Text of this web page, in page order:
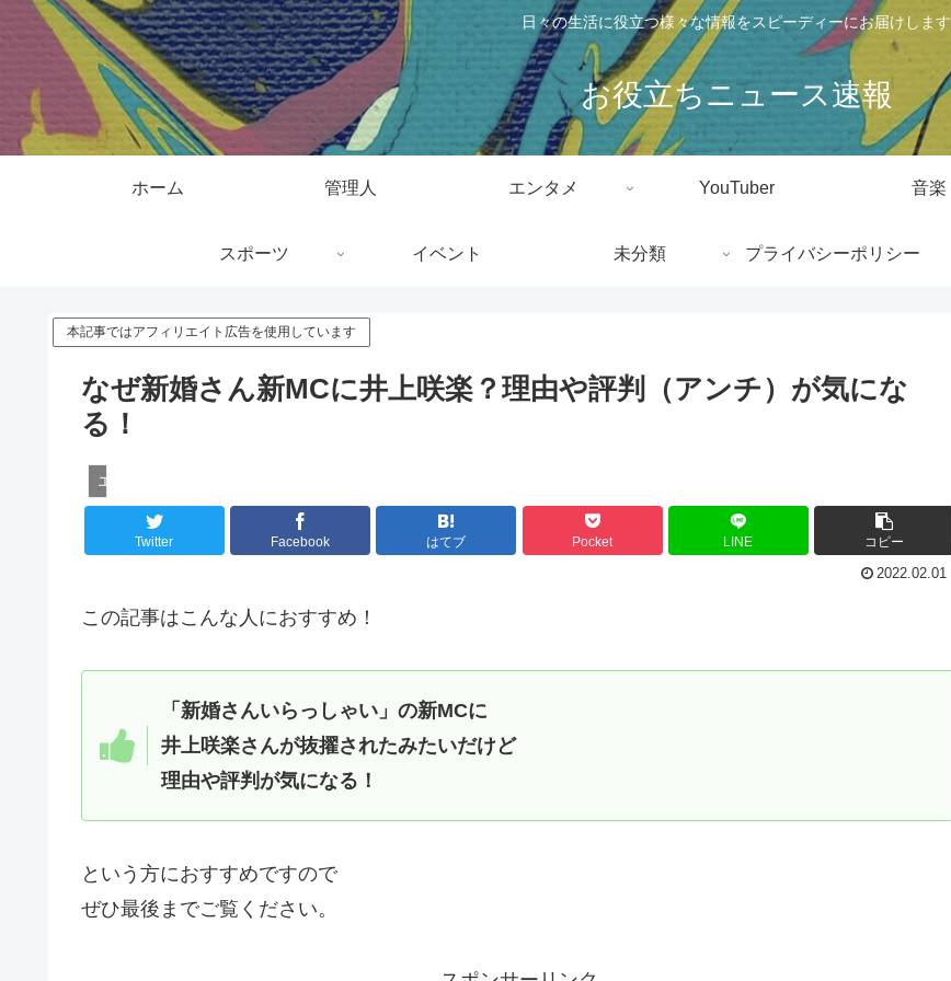
日々の生活に役立つ様々な情報をスピーディーにお届けします
お役立ちニュース速報
ホーム 管理人 エンタメ YouTuber 音楽
スポーツ イベント 未分類 プライバシーポリシー
本記事ではアフィリエイト広告を使用しています
なぜ新婚さん新MCに井上咲楽？理由や評判（アンチ）が気にな
る！
エンタメ
Twitter Facebook はてブ Pocket LINE コピー
2022.02.01
この記事はこんな人におすすめ！
「新婚さんいらっしゃい」の新MCに
井上咲楽さんが抜擢されたみたいだけど
理由や評判が気になる！
という方におすすめですので
ぜひ最後までご覧ください。